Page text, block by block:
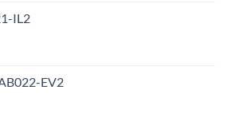
IL2
EV2